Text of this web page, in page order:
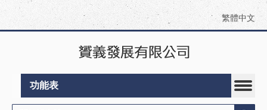
繁體中文
功能表